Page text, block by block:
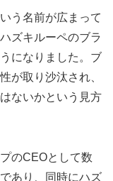
う名前が広まって
ズキルーペのブラ
になりました。ブ
が取り沙汰され、
ないかという見方
のCEOとして数
あり、同時にハズ